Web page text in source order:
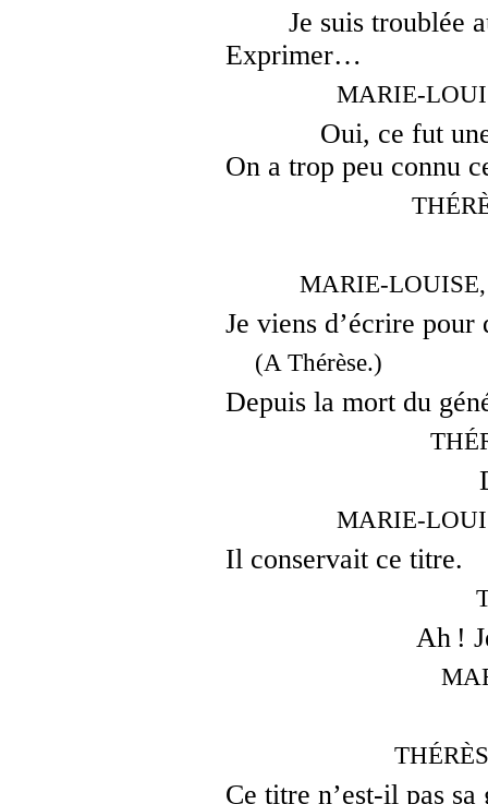
Je suis troublée
Exprimer…
MARIE-
Oui, ce fut
On a trop peu connu
MARIE-LOUISE,
Je viens d’écrire pour
(A Thérèse.)
Depuis la mort du
MARIE-
Il conservait ce titre.
Ah !
Ce titre n’est-il pas